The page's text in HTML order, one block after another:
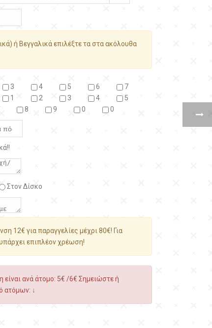
ή Βεγγαλικά επιλέξτε τα στα ακόλουθα
3 4 5 6
7
1 2 3 4
5
8 9 0 0
Στον Δίσκο
12€ για παραγγελίες μέχρι 80€! Για
επιπλέον χρέωση!
ανά άτομο: 5€ /6€ Σημειώστε ή
ατόμων: ↓